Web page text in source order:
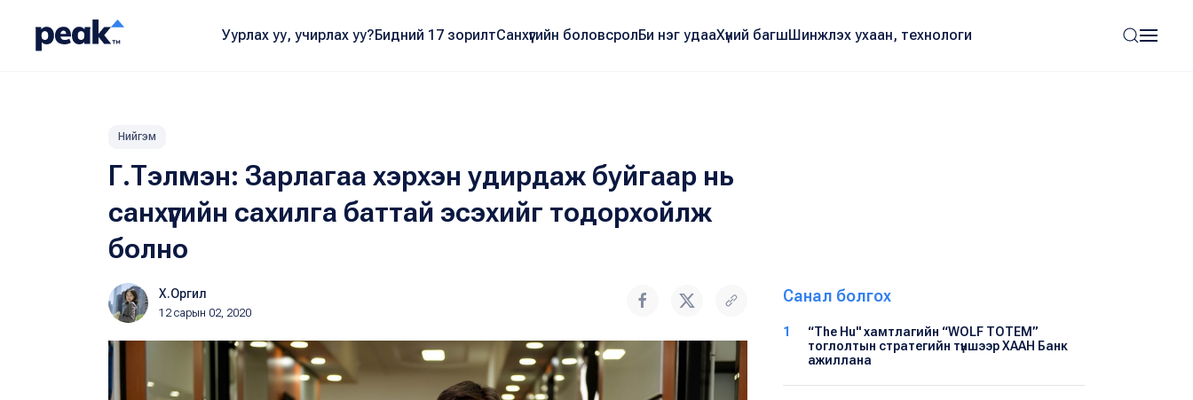
Уурлах уу, учирлах уу?Бидний 17 зорилтСанхүүгийн боловсролБи нэг удааХүний багшШинжлэх ухаан, технологи
Нийгэм
Г.Тэлмэн: Зарлагаа хэрхэн удирдаж буйгаар нь
санхүүгийн сахилга баттай эсэхийг тодорхойлж
болно
Х.Оргил
12 сарын 02, 2020
Санал болгох
1
“The Hu" хамтлагийн “WOLF TOTEM”
тоглолтын стратегийн түншээр ХААН Банк
ажиллана